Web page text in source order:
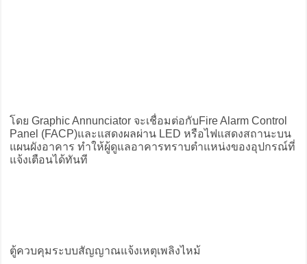
โดย Graphic Annunciator จะเชื่อมต่อกับFire Alarm Control
Panel (FACP)และแสดงผลผ่าน LED หรือไฟแสดงสถานะบน
แผนผังอาคาร ทำให้ผู้ดูแลอาคารทราบตำแหน่งของอุปกรณ์ที่
แจ้งเตือนได้ทันที
ตู้ควบคุมระบบสัญญาณแจ้งเหตุเพลิงไหม้